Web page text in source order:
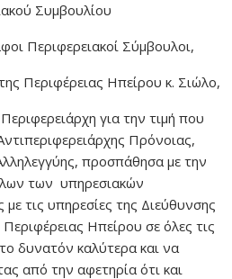
Συμβουλίου
Περιφερειακοί Σύμβουλοι,
Περιφέρειας Ηπείρου κ. Σιώλο,
για την τιμή που
Πρόνοιας,
προσπάθησα με την
των υπηρεσιακών
τις υπηρεσίες της Διεύθυνσης
Ηπείρου σε όλες τις
δυνατόν καλύτερα και να
από την αφετηρία ότι και